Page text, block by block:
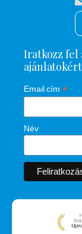
Iratkozz fel
Email cím *
Név